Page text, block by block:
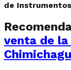
de
venta de la